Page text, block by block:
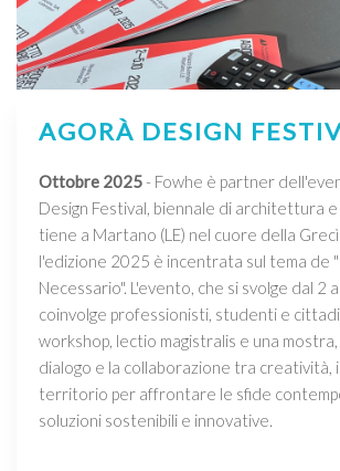
AGORÀ DESIGN
Ottobre 2025- Fowhe è partner
Design Festival, biennale di architettura e
tiene a Martano (LE) nel cuore della
l'edizione 2025 è incentrata sul tema de
Necessario". L'evento, che si svolge dal 2
coinvolge professionisti, studenti e
workshop, lectio magistralis e una
dialogo e la collaborazione tra creatività,
territorio per affrontare le sfide
soluzioni sostenibili e innovative.